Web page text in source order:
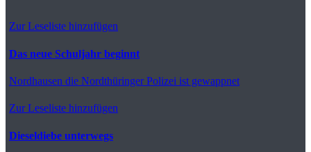
Zur Leseliste hinzufügen
Das neue Schuljahr beginnt
Nordhausen die Nordthüringer Polizei ist gewappnet
Zur Leseliste hinzufügen
Dieseldiebe unterwegs